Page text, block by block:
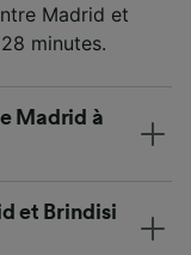
Madrid et
minutes.
Madrid à
et Brindisi